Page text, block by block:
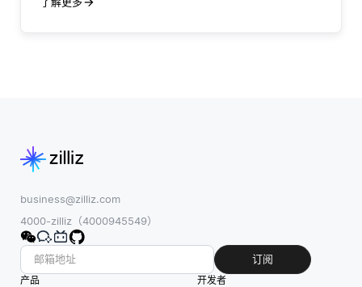
business@zilliz.com
4000-zilliz（4000945549）
订阅
产品
开发者